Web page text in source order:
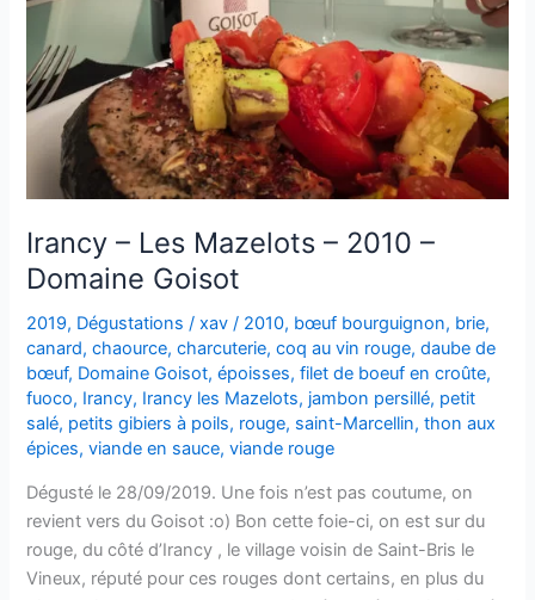
Irancy – Les Mazelots – 2010 –
Domaine Goisot
2019, Dégustations /xav/ 2010, bœuf bourguignon, brie,
canard,chaource,charcuterie,coq au vin rouge,daube de
bœuf, Domaine Goisot,époisses,filet de boeuf en croûte,
fuoco, Irancy, Irancy les Mazelots, jambon persillé, petit
salé, petits gibiers à poils, rouge, saint-Marcellin,thon aux
épices,viande en sauce,viande rouge
Dégusté le 28/09/2019. Une fois n’est pas coutume, on
revient vers du Goisot :o) Bon cette foie-ci, on est sur du
rouge, du côté d’Irancy , le village voisin de Saint-Bris le
Vineux, réputé pour ces rouges dont certains, en plus du